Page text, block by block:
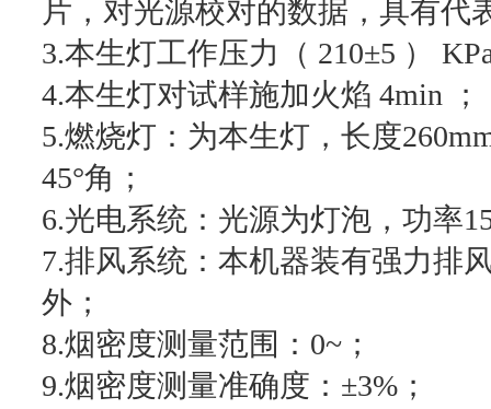
片，对光源校对的数据，具有代
3.本生灯工作压力（ 210±5 ）
4.本生灯对试样施加火焰 4min ；
5.燃烧灯：为本生灯，长度
45°角；
6.光电系统：光源为灯泡，功率
7.排风系统：本机器装有强力排
外；
8.烟密度测量范围：0~；
9.烟密度测量准确度：±3%；